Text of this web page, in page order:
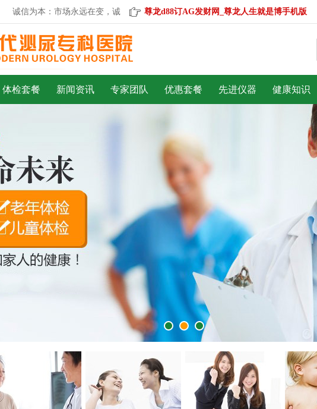
诚信为本：市场永远在变，诚信永远不变。尊龙d88订AG发财网_尊龙人生就是博手机版
体检套餐 新闻资讯 专家团队 优惠套餐 先进仪器 健康知识